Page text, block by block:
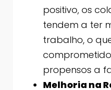
positivo, os
tendem a ter
trabalho, o
propensos a
Melhoria na